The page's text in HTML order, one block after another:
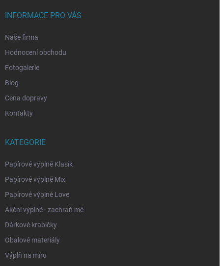
INFORMACE PRO VÁS
Naše firma
Hodnocení obchodu
Fotogalerie
Blog
Cena dopravy
Kontakty
KATEGORIE
Papírové výplně Klasik
Papírové výplně Mix
Papírové výplně Love
Akční výplně - zachraň mě
Dárkové krabičky
Obalové materiály
Výplň na míru